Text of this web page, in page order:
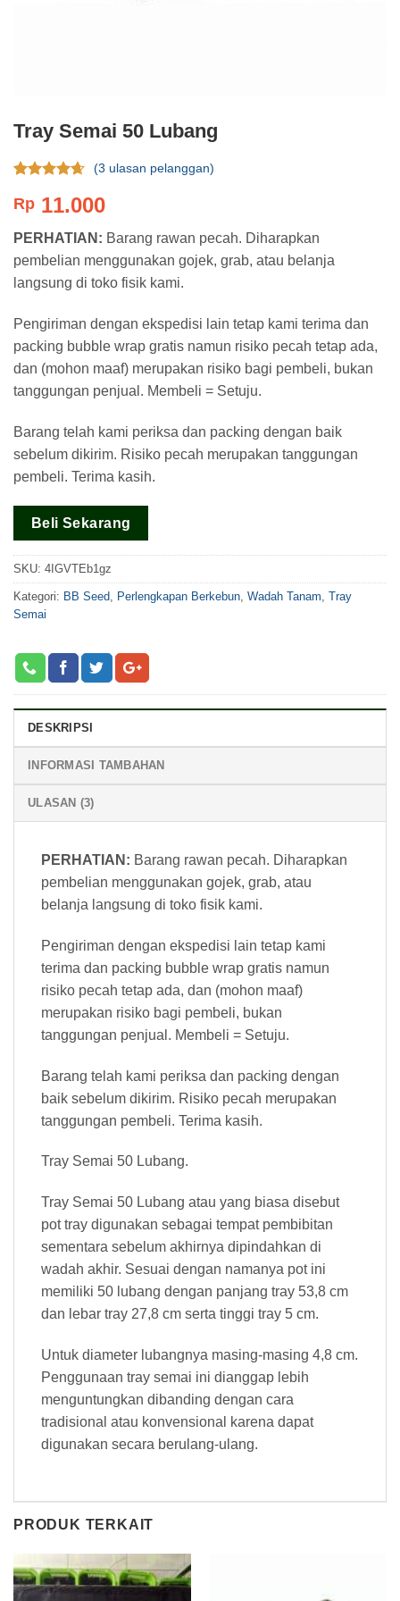
Tray Semai 50 Lubang
4.33 dari
pada rating
pelanggan
(3 ulasan pelanggan)
Rp 11.000
PERHATIAN: Barang rawan pecah. Diharapkan
pembelian menggunakan gojek, grab, atau belanja
langsung di toko fisik kami.
Pengiriman dengan ekspedisi lain tetap kami terima dan
packing bubble wrap gratis namun risiko pecah tetap ada,
dan (mohon maaf) merupakan risiko bagi pembeli, bukan
tanggungan penjual. Membeli = Setuju.
Barang telah kami periksa dan packing dengan baik
sebelum dikirim. Risiko pecah merupakan tanggungan
pembeli. Terima kasih.
Beli Sekarang
SKU: 4IGVTEb1gz
Kategori: BB Seed Perlengkapan Berkebun Wadah Tanam Tray
Semai
DESKRIPSI
INFORMASI TAMBAHAN
ULASAN (3)
PERHATIAN: Barang rawan pecah. Diharapkan
pembelian menggunakan gojek, grab, atau
belanja langsung di toko fisik kami.
Pengiriman dengan ekspedisi lain tetap kami
terima dan packing bubble wrap gratis namun
risiko pecah tetap ada, dan (mohon maaf)
merupakan risiko bagi pembeli, bukan
tanggungan penjual. Membeli = Setuju.
Barang telah kami periksa dan packing dengan
baik sebelum dikirim. Risiko pecah merupakan
tanggungan pembeli. Terima kasih.
Tray Semai 50 Lubang.
Tray Semai 50 Lubang atau yang biasa disebut
pot tray digunakan sebagai tempat pembibitan
sementara sebelum akhirnya dipindahkan di
wadah akhir. Sesuai dengan namanya pot ini
memiliki 50 lubang dengan panjang tray 53,8 cm
dan lebar tray 27,8 cm serta tinggi tray 5 cm.
Untuk diameter lubangnya masing-masing 4,8 cm.
Penggunaan tray semai ini dianggap lebih
menguntungkan dibanding dengan cara
tradisional atau konvensional karena dapat
digunakan secara berulang-ulang.
PRODUK TERKAIT